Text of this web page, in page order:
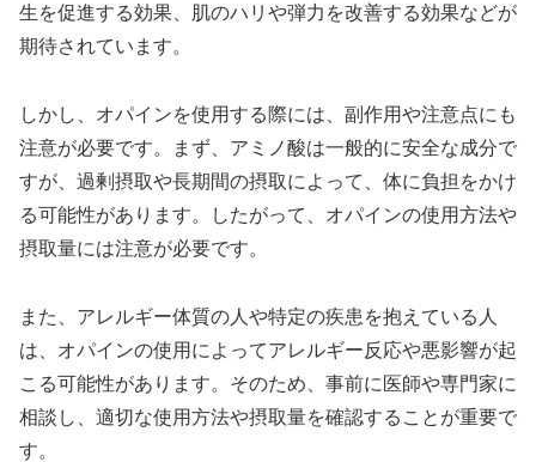
生を促進する効果、肌のハリや弾力を改善する効果などが
期待されています。
しかし、オパインを使用する際には、副作用や注意点にも
注意が必要です。まず、アミノ酸は一般的に安全な成分で
すが、過剰摂取や長期間の摂取によって、体に負担をかけ
る可能性があります。したがって、オパインの使用方法や
摂取量には注意が必要です。
また、アレルギー体質の人や特定の疾患を抱えている人
は、オパインの使用によってアレルギー反応や悪影響が起
こる可能性があります。そのため、事前に医師や専門家に
相談し、適切な使用方法や摂取量を確認することが重要で
す。